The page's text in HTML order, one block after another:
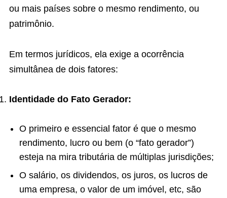
ou mais países sobre o mesmo rendimento, ou
patrimônio.
Em termos jurídicos, ela exige a ocorrência
simultânea de dois fatores:
Identidade do Fato Gerador:
O primeiro e essencial fator é que o mesmo
rendimento, lucro ou bem (o “fato gerador”)
esteja na mira tributária de múltiplas jurisdições;
O salário, os dividendos, os juros, os lucros de
uma empresa, o valor de um imóvel, etc, são